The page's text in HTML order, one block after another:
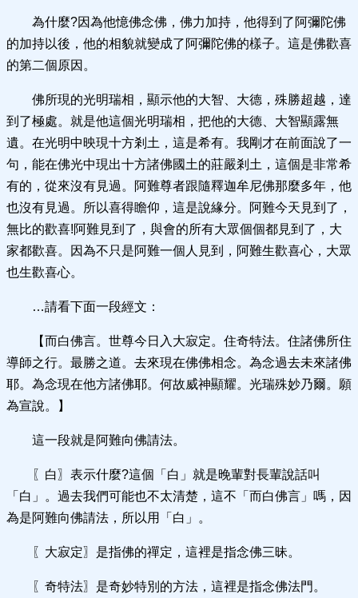
為什麼?因為他憶佛念佛，佛力加持，他得到了阿彌陀佛
的加持以後，他的相貌就變成了阿彌陀佛的樣子。這是佛歡喜
的第二個原因。
佛所現的光明瑞相，顯示他的大智、大德，殊勝超越，達
到了極處。就是他這個光明瑞相，把他的大德、大智顯露無
遺。在光明中映現十方剎土，這是希有。我剛才在前面說了一
句，能在佛光中現出十方諸佛國土的莊嚴剎土，這個是非常希
有的，從來沒有見過。阿難尊者跟隨釋迦牟尼佛那麼多年，他
也沒有見過。所以喜得瞻仰，這是說緣分。阿難今天見到了，
無比的歡喜!阿難見到了，與會的所有大眾個個都見到了，大
家都歡喜。因為不只是阿難一個人見到，阿難生歡喜心，大眾
也生歡喜心。
…請看下面一段經文：
【而白佛言。世尊今日入大寂定。住奇特法。住諸佛所住
導師之行。最勝之道。去來現在佛佛相念。為念過去未來諸佛
耶。為念現在他方諸佛耶。何故威神顯耀。光瑞殊妙乃爾。願
為宣說。】
這一段就是阿難向佛請法。
〖白〗表示什麼?這個「白」就是晚輩對長輩說話叫
「白」。過去我們可能也不太清楚，這不「而白佛言」嗎，因
為是阿難向佛請法，所以用「白」。
〖大寂定〗是指佛的禪定，這裡是指念佛三昧。
〖奇特法〗是奇妙特別的方法，這裡是指念佛法門。